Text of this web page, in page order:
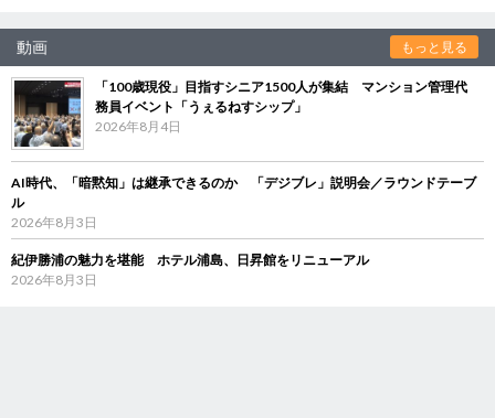
動画 もっと見る
「100歳現役」目指すシニア1500人が集結 マンション管理代
務員イベント「うぇるねすシップ」
2026年8月4日
AI時代、「暗黙知」は継承できるのか 「デジブレ」説明会／ラウンドテーブ
ル
2026年8月3日
紀伊勝浦の魅力を堪能 ホテル浦島、日昇館をリニューアル
2026年8月3日